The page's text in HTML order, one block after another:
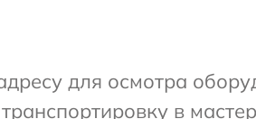
для осмотра
в